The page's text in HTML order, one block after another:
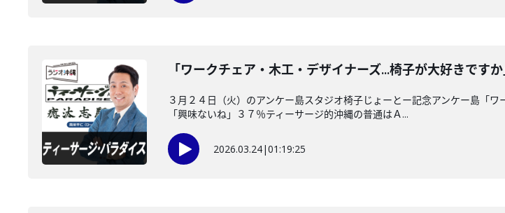
「ワークチェア・木工・デザイナーズ...椅子が大好きですか
３月２４日（火）のアンケー島スタジオ椅子じょーとー記念アンケー島「
「興味ないね」３７％ティーサージ的沖縄の普通はＡ...
2026.03.24|01:19:25